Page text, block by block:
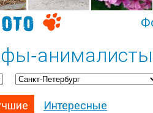
Lebert Дикие птицы Утка
Интересные